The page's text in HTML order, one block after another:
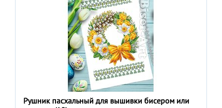
Рушник пасхальный для вышивки бисером или